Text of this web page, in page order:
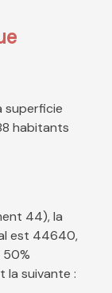
superficie
habitants
44), la
est 44640,
la suivante :